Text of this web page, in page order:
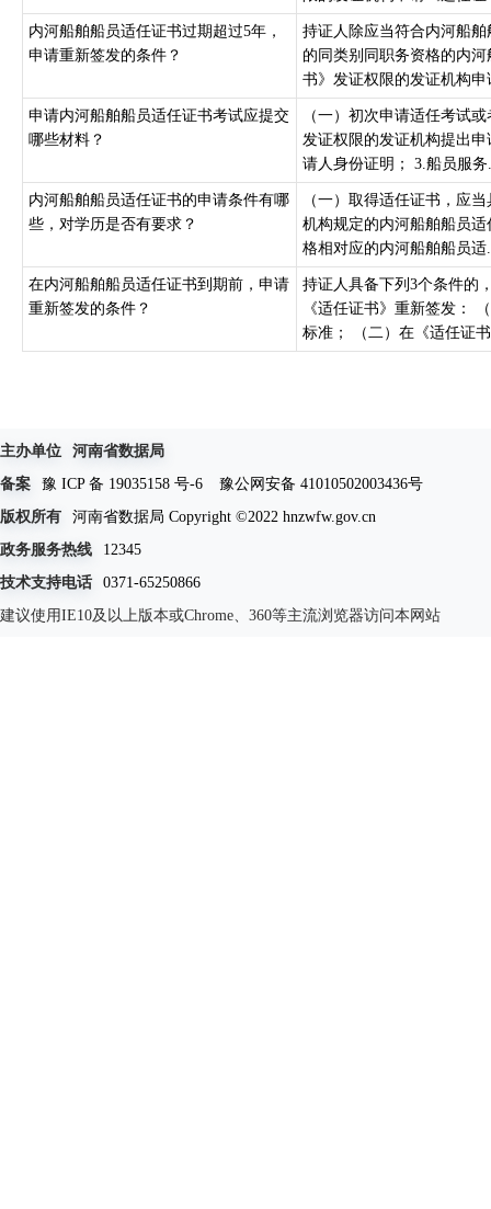
内河船舶船员适任证书过期超过5年，
申请重新签发的条件？
持证人除应当符合内河船
的同类别同职务资格的内
书》发证权限的发证机构
申请内河船舶船员适任证书考试应提交
哪些材料？
（一）初次申请适任考试
发证权限的发证机构提出
请人身份证明； 3.船员服务
内河船舶船员适任证书的申请条件有哪
些，对学历是否有要求？
（一）取得适任证书，应
机构规定的内河船舶船员
格相对应的内河船舶船员适
在内河船舶船员适任证书到期前，申请
重新签发的条件？
持证人具备下列3个条件的
《适任证书》重新签发：
标准； （二）在《适任证
主办单位
河南省数据局
备案
豫 ICP 备 19035158 号-6
豫公网安备 41010502003436号
版权所有
河南省数据局 Copyright ©2022 hnzwfw.gov.cn
政务服务热线
12345
技术支持电话
0371-65250866
建议使用IE10及以上版本或Chrome、360等主流浏览器访问本网站